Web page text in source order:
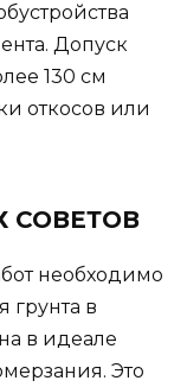
Допуск
130 см
откосов или
СОВЕТОВ
необходимо
грунта в
в идеале
Это